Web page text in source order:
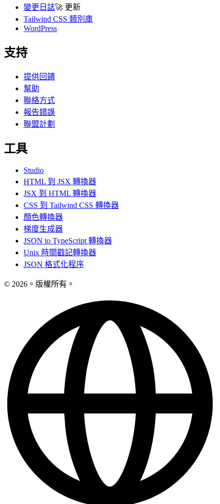
變更日誌🚀 更新
Tailwind CSS 類別庫
WordPress
支持
提供回饋
幫助
聯絡方式
報告錯誤
聯盟計劃
工具
Studio
HTML 到 JSX 轉換器
JSX 到 HTML 轉換器
CSS 到 Tailwind CSS 轉換器
顏色轉換器
梯度生成器
JSON to TypeScript 轉換器
Unix 時間戳記轉換器
JSON 格式化程序
© 2026。版權所有。